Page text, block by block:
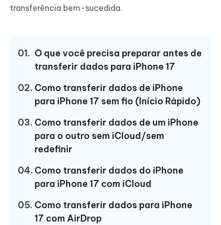
transferência bem-sucedida.
01. O que você precisa preparar antes de
transferir dados para iPhone 17
02. Como transferir dados de iPhone
para iPhone 17 sem fio (Início Rápido)
03. Como transferir dados de um iPhone
para o outro sem iCloud/sem
redefinir
04. Como transferir dados do iPhone
para iPhone 17 com iCloud
05. Como transferir dados para iPhone
17 com AirDrop